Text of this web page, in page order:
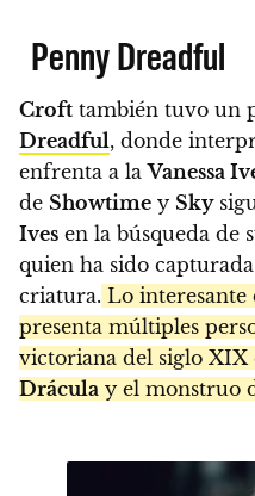
Penny Dreadful
Croft también tuvo un
Dreadful, donde
enfrenta a laVanessa
de Showtime y Sky
Ives en la búsqueda de
quien ha sido
criatura. Lo interesante
presenta múltiples
victoriana del siglo XIX
Drácula y el monstruo